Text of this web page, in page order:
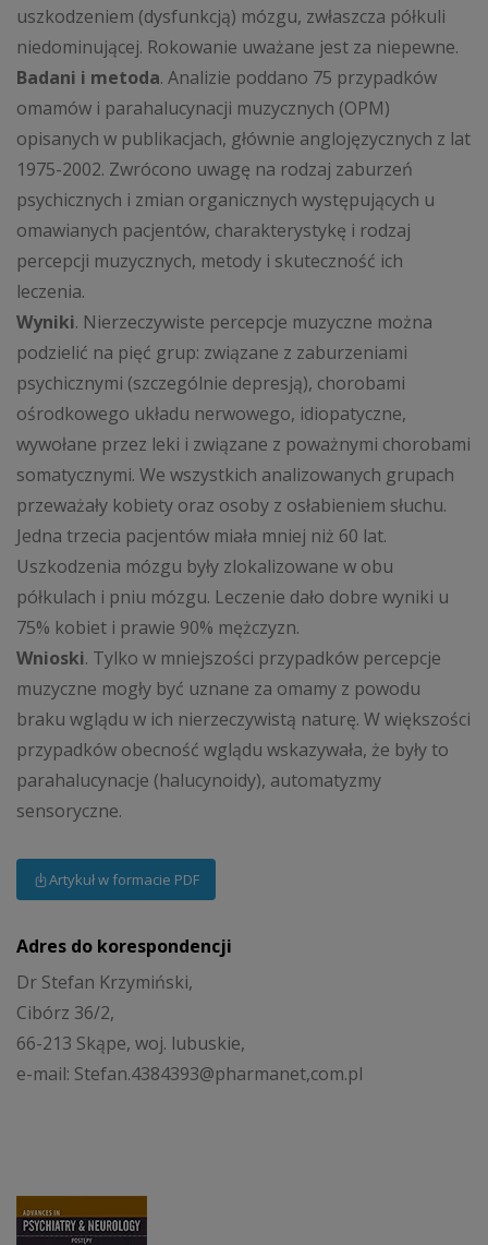
uszkodzeniem (dysfunkcją) mózgu, zwłaszcza półkuli
niedominującej. Rokowanie uważane jest za niepewne.
Badani i metoda. Analizie poddano 75 przypadków
omamów i parahalucynacji muzycznych (OPM)
opisanych w publikacjach, głównie anglojęzycznych z lat
1975-2002. Zwrócono uwagę na rodzaj zaburzeń
psychicznych i zmian organicznych występujących u
omawianych pacjentów, charakterystykę i rodzaj
percepcji muzycznych, metody i skuteczność ich
leczenia.
Wyniki. Nierzeczywiste percepcje muzyczne można
podzielić na pięć grup: związane z zaburzeniami
psychicznymi (szczególnie depresją), chorobami
ośrodkowego układu nerwowego, idiopatyczne,
wywołane przez leki i związane z poważnymi chorobami
somatycznymi. We wszystkich analizowanych grupach
przeważały kobiety oraz osoby z osłabieniem słuchu.
Jedna trzecia pacjentów miała mniej niż 60 lat.
Uszkodzenia mózgu były zlokalizowane w obu
półkulach i pniu mózgu. Leczenie dało dobre wyniki u
75% kobiet i prawie 90% mężczyzn.
Wnioski. Tylko w mniejszości przypadków percepcje
muzyczne mogły być uznane za omamy z powodu
braku wglądu w ich nierzeczywistą naturę. W większości
przypadków obecność wglądu wskazywała, że były to
parahalucynacje (halucynoidy), automatyzmy
sensoryczne.
Artykuł w formacie PDF
Adres do korespondencji
Dr Stefan Krzymiński,
Cibórz 36/2,
66-213 Skąpe, woj. lubuskie,
e-mail: Stefan.4384393@pharmanet,com.pl